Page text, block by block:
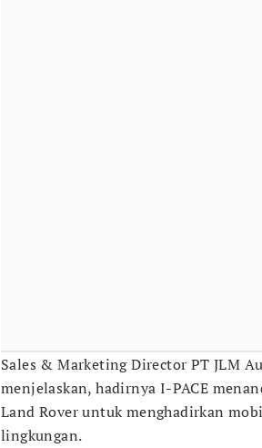
Sales & Marketing Director PT JLM
menjelaskan, hadirnya I-PACE
Land Rover untuk menghadirkan
lingkungan.